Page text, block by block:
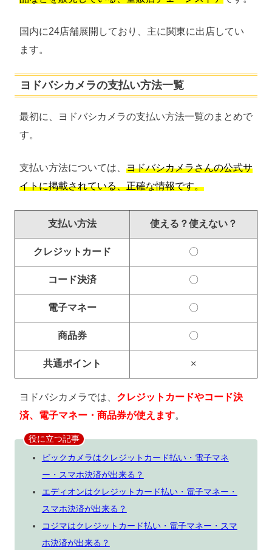
国内に24店舗展開しており、主に関東に出店してい
ます。
ヨドバシカメラの支払い方法一覧
最初に、ヨドバシカメラの支払い方法一覧のまとめで
す。
支払い方法については、 ヨドバシカメラさんの公式サ
イトに掲載されている、正確な情報です。
支払い方法 使える？使えない？
クレジットカード 〇
コード決済 〇
電子マネー 〇
商品券 〇
共通ポイント ×
ヨドバシカメラでは、 クレジットカードやコード決
済、電子マネー・商品券が使えます。
役に立つ記事
ビックカメラはクレジットカード払い・電子マネ
ー・スマホ決済が出来る？
エディオンはクレジットカード払い・電子マネー・
スマホ決済が出来る？
コジマはクレジットカード払い・電子マネー・スマ
ホ決済が出来る？